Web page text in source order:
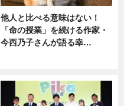
他人と比べる意味はない！
「命の授業」を続ける作家・
今西乃子さんが語る幸…